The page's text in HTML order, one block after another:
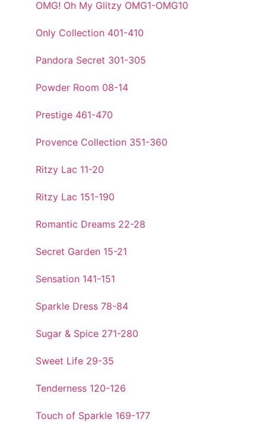
OMG! Oh My Glitzy OMG1-OMG10
Only Collection 401-410
Pandora Secret 301-305
Powder Room 08-14
Prestige 461-470
Provence Collection 351-360
Ritzy Lac 11-20
Ritzy Lac 151-190
Romantic Dreams 22-28
Secret Garden 15-21
Sensation 141-151
Sparkle Dress 78-84
Sugar & Spice 271-280
Sweet Life 29-35
Tenderness 120-126
Touch of Sparkle 169-177